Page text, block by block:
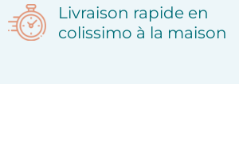
Livraison rapide en
colissimo à la maison